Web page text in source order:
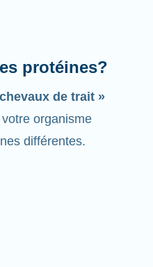
protéines?
de trait »
organisme
différentes.